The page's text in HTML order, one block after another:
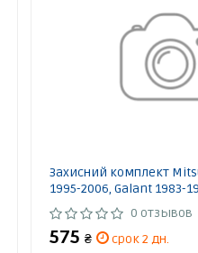
Захисний комплект
1995-2006, Galant 1983-
0 отзывов
575₴
срок 2 дн.